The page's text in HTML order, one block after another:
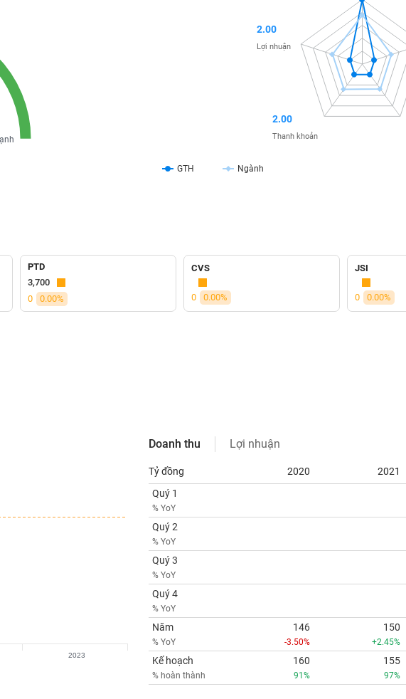
GTH Ngành
2.00
Thanh khoản
2.00
Lợi nhuận
PTD
3,700
0
0.00%
CVS
0 0.00%
JSI
0 0.00%
2023
Doanh thu Lợi nhuận
Tỷ đồng 2020 2021
Quý 1
% YoY
Quý 2
% YoY
Quý 3
% YoY
Quý 4
% YoY
Năm
% YoY
146
-3.50%
150
+2.45%
Kế hoạch
% hoàn thành
160
91%
155
97%